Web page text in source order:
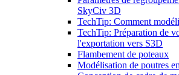
SkyCiv 3D
TechTip: Comment
TechTip: Préparation de
l'exportation vers S3D
Flambement de poteaux
Modélisation de poutres